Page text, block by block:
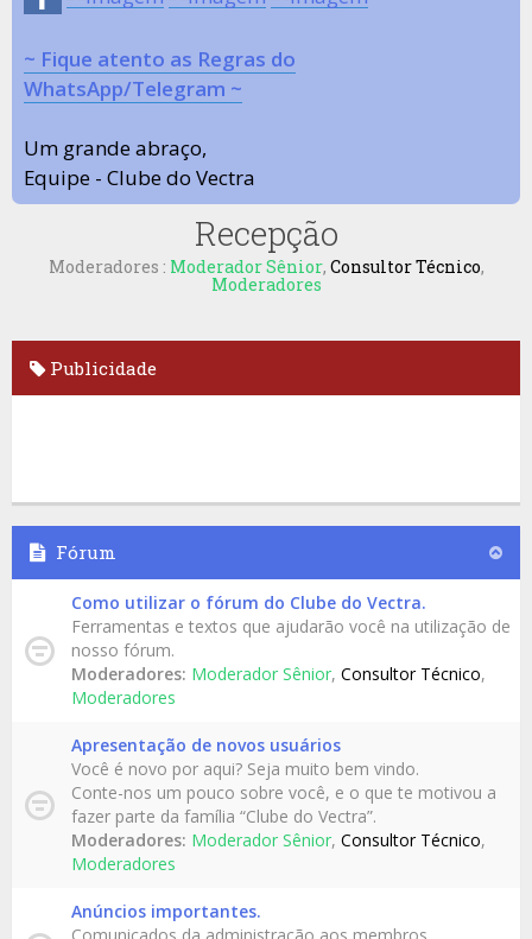
~ Fique atento as Regras do
WhatsApp/Telegram ~
Um grande abraço,
Equipe - Clube do Vectra
Recepção
Moderadores : Moderador Sênior, Consultor Técnico,
Moderadores
Publicidade
Fórum
Como utilizar o fórum do Clube do Vectra.
Ferramentas e textos que ajudarão você na utilização de
nosso fórum.
Moderadores: Moderador Sênior, Consultor Técnico,
Moderadores
Apresentação de novos usuários
Você é novo por aqui? Seja muito bem vindo.
Conte-nos um pouco sobre você, e o que te motivou a
fazer parte da família “Clube do Vectra”.
Moderadores: Moderador Sênior, Consultor Técnico,
Moderadores
Anúncios importantes.